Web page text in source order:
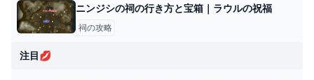
ニンジシの祠の行き方と宝箱｜ラウルの祝福
祠の攻略
注目💋